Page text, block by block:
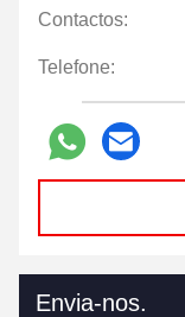
Contactos:
Telefone:
Envia-nos.